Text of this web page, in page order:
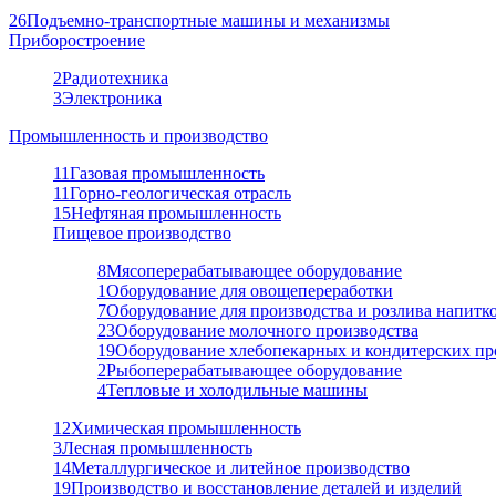
26Подъемно-транспортные машины и механизмы
Приборостроение
2Радиотехника
3Электроника
Промышленность и производство
11Газовая промышленность
11Горно-геологическая отрасль
15Нефтяная промышленность
Пищевое производство
8Мясоперерабатывающее оборудование
1Оборудование для овощепереработки
7Оборудование для производства и розлива
23Оборудование молочного производства
19Оборудование хлебопекарных и кондитерских
2Рыбоперерабатывающее оборудование
4Тепловые и холодильные машины
12Химическая промышленность
3Лесная промышленность
14Металлургическое и литейное производство
19Производство и восстановление деталей и изделий